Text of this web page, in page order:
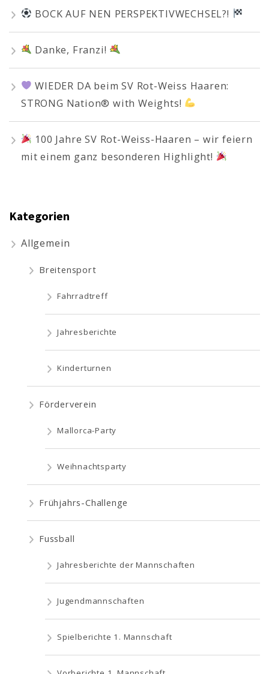
BOCK AUF NEN PERSPEKTIVWECHSEL?!
Danke, Franzi!
WIEDER DA beim SV Rot-Weiss Haaren:
STRONG Nation® with Weights!
100 Jahre SV Rot-Weiss-Haaren – wir feiern
mit einem ganz besonderen Highlight!
Kategorien
Allgemein
Breitensport
Fahrradtreff
Jahresberichte
Kinderturnen
Förderverein
Mallorca-Party
Weihnachtsparty
Frühjahrs-Challenge
Fussball
Jahresberichte der Mannschaften
Jugendmannschaften
Spielberichte 1. Mannschaft